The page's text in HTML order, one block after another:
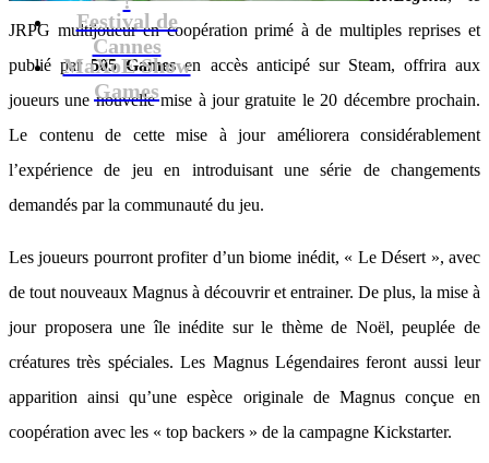
Festival de
Cannes
MaXoE Show
Games
JRPG multijoueur en coopération primé à de multiples reprises et
publié par505 Gamesen accès anticipé sur Steam, offrira aux
joueurs une nouvelle mise à jour gratuite le 20 décembre prochain.
Le contenu de cette mise à jour améliorera considérablement
l’expérience de jeu en introduisant une série de changements
demandés par la communauté du jeu.
Les joueurs pourront profiter d’un biome inédit, « Le Désert », avec
de tout nouveaux Magnus à découvrir et entrainer. De plus, la mise à
jour proposera une île inédite sur le thème de Noël, peuplée de
créatures très spéciales. Les Magnus Légendaires feront aussi leur
apparition ainsi qu’une espèce originale de Magnus conçue en
coopération avec les « top backers » de la campagne Kickstarter.